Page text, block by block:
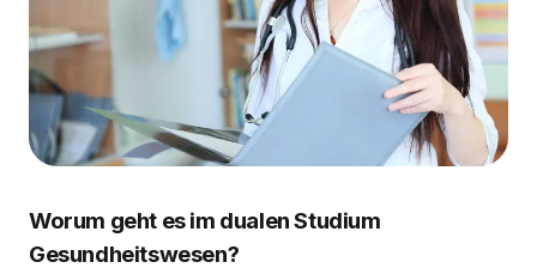
Worum geht es im dualen Studium
Gesundheitswesen?